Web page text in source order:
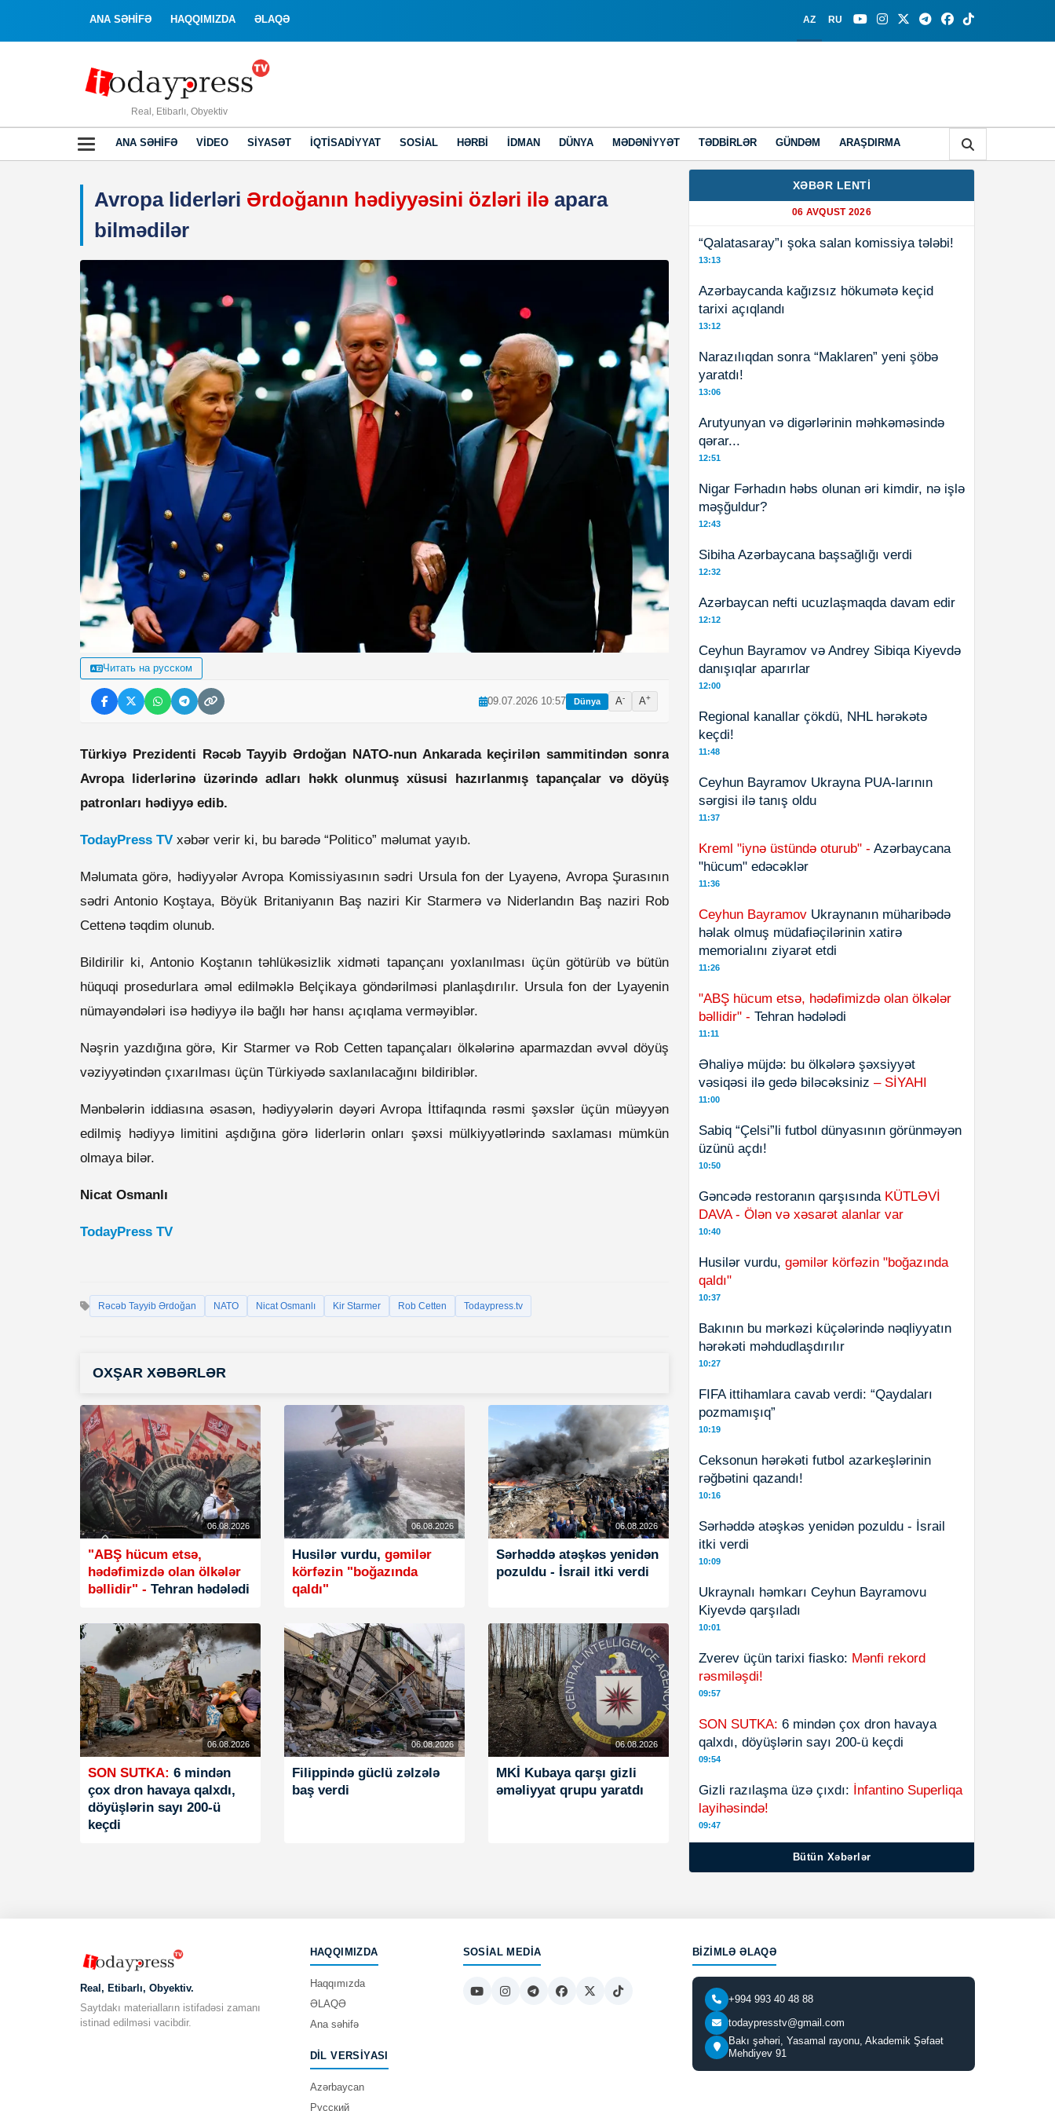
ANA SƏHİFƏ HAQQIMIZDA ƏLAQƏ AZ RU
Real, Etibarlı, Obyektiv
ANA SƏHIFƏ VIDEO SIYASƏT İQTISADIYYAT SOSIAL HƏRBI İDMAN DÜNYA MƏDƏNIYYƏT TƏDBIRLƏR GÜNDƏM ARAŞDIRMA
Avropa liderləri Ərdoğanın hədiyyəsini özləri ilə apara
bilmədilər
Читать на русском
09.07.2026 10:57 Dünya A- A+
Türkiyə Prezidenti Rəcəb Tayyib Ərdoğan NATO-nun Ankarada keçirilən sammitindən sonra
Avropa liderlərinə üzərində adları həkk olunmuş xüsusi hazırlanmış tapançalar və döyüş
patronları hədiyyə edib.
TodayPress TV xəbər verir ki, bu barədə “Politico” məlumat yayıb.
Məlumata görə, hədiyyələr Avropa Komissiyasının sədri Ursula fon der Lyayenə, Avropa Şurasının
sədri Antonio Koştaya, Böyük Britaniyanın Baş naziri Kir Starmerə və Niderlandın Baş naziri Rob
Cettenə təqdim olunub.
Bildirilir ki, Antonio Koştanın təhlükəsizlik xidməti tapançanı yoxlanılması üçün götürüb və bütün
hüquqi prosedurlara əməl edilməklə Belçikaya göndərilməsi planlaşdırılır. Ursula fon der Lyayenin
nümayəndələri isə hədiyyə ilə bağlı hər hansı açıqlama verməyiblər.
Nəşrin yazdığına görə, Kir Starmer və Rob Cetten tapançaları ölkələrinə aparmazdan əvvəl döyüş
vəziyyətindən çıxarılması üçün Türkiyədə saxlanılacağını bildiriblər.
Mənbələrin iddiasına əsasən, hədiyyələrin dəyəri Avropa İttifaqında rəsmi şəxslər üçün müəyyən
edilmiş hədiyyə limitini aşdığına görə liderlərin onları şəxsi mülkiyyətlərində saxlaması mümkün
olmaya bilər.
Nicat Osmanlı
TodayPress TV
Rəcəb Tayyib Ərdoğan NATO Nicat Osmanlı Kir Starmer Rob Cetten Todaypress.tv
OXŞAR XƏBƏRLƏR
06.08.2026
"ABŞ hücum etsə,
hədəfimizdə olan ölkələr
bəllidir" - Tehran hədələdi
06.08.2026
Husilər vurdu, gəmilər
körfəzin "boğazında
qaldı"
06.08.2026
Sərhəddə atəşkəs yenidən
pozuldu - İsrail itki verdi
06.08.2026
SON SUTKA: 6 mindən
çox dron havaya qalxdı,
döyüşlərin sayı 200-ü
keçdi
06.08.2026
Filippində güclü zəlzələ
baş verdi
06.08.2026
MKİ Kubaya qarşı gizli
əməliyyat qrupu yaratdı
XƏBƏR LENTİ
06 AVQUST 2026
“Qalatasaray”ı şoka salan komissiya tələbi!
13:13
Azərbaycanda kağızsız hökumətə keçid
tarixi açıqlandı
13:12
Narazılıqdan sonra “Maklaren” yeni şöbə
yaratdı!
13:06
Arutyunyan və digərlərinin məhkəməsində
qərar...
12:51
Nigar Fərhadın həbs olunan əri kimdir, nə işlə
məşğuldur?
12:43
Sibiha Azərbaycana başsağlığı verdi
12:32
Azərbaycan nefti ucuzlaşmaqda davam edir
12:12
Ceyhun Bayramov və Andrey Sibiqa Kiyevdə
danışıqlar aparırlar
12:00
Regional kanallar çökdü, NHL hərəkətə
keçdi!
11:48
Ceyhun Bayramov Ukrayna PUA-larının
sərgisi ilə tanış oldu
11:37
Kreml "iynə üstündə oturub" - Azərbaycana
"hücum" edəcəklər
11:36
Ceyhun Bayramov Ukraynanın müharibədə
həlak olmuş müdafiəçilərinin xatirə
memorialını ziyarət etdi
11:26
"ABŞ hücum etsə, hədəfimizdə olan ölkələr
bəllidir" - Tehran hədələdi
11:11
Əhaliyə müjdə: bu ölkələrə şəxsiyyət
vəsiqəsi ilə gedə biləcəksiniz – SİYAHI
11:00
Sabiq “Çelsi”li futbol dünyasının görünməyən
üzünü açdı!
10:50
Gəncədə restoranın qarşısında KÜTLƏVİ
DAVA - Ölən və xəsarət alanlar var
10:40
Husilər vurdu, gəmilər körfəzin "boğazında
qaldı"
10:37
Bakının bu mərkəzi küçələrində nəqliyyatın
hərəkəti məhdudlaşdırılır
10:27
FIFA ittihamlara cavab verdi: “Qaydaları
pozmamışıq”
10:19
Ceksonun hərəkəti futbol azarkeşlərinin
rəğbətini qazandı!
10:16
Sərhəddə atəşkəs yenidən pozuldu - İsrail
itki verdi
10:09
Ukraynalı həmkarı Ceyhun Bayramovu
Kiyevdə qarşıladı
10:01
Zverev üçün tarixi fiasko: Mənfi rekord
rəsmiləşdi!
09:57
SON SUTKA: 6 mindən çox dron havaya
qalxdı, döyüşlərin sayı 200-ü keçdi
09:54
Gizli razılaşma üzə çıxdı: İnfantino Superliqa
layihəsində!
09:47
Bütün Xəbərlər
Real, Etibarlı, Obyektiv.
Saytdakı materialların istifadəsi zamanı
istinad edilməsi vacibdir.
HAQQIMIZDA
Haqqımızda
ƏLAQƏ
Ana səhifə
DIL VERSIYASI
Azərbaycan
Русский
SOSIAL MEDIA BIZIMLƏ ƏLAQƏ
+994 993 40 48 88
todaypresstv@gmail.com
Bakı şəhəri, Yasamal rayonu, Akademik Şəfaət
Mehdiyev 91